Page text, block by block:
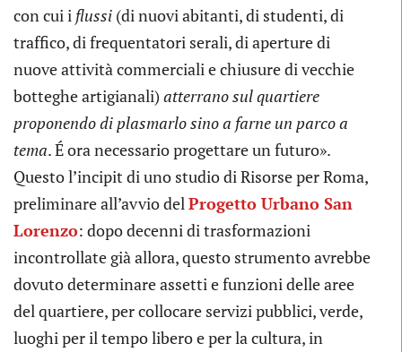
con cui i flussi (di nuovi abitanti, di studenti, di
traffico, di frequentatori serali, di aperture di
nuove attività commerciali e chiusure di vecchie
botteghe artigianali) atterrano sul quartiere
proponendo di plasmarlo sino a farne un parco a
tema. É ora necessario progettare un futuro».
Questo l’incipit di uno studio di Risorse per Roma,
preliminare all’avvio delProgetto Urbano San
Lorenzo: dopo decenni di trasformazioni
incontrollate già allora, questo strumento avrebbe
dovuto determinare assetti e funzioni delle aree
del quartiere, per collocare servizi pubblici, verde,
luoghi per il tempo libero e per la cultura, in